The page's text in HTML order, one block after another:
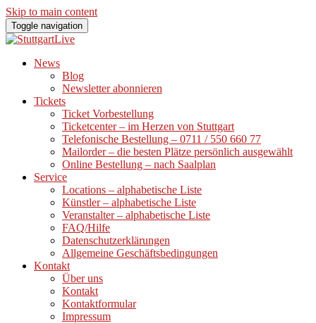
Skip to main content
Toggle navigation
News
Blog
Newsletter abonnieren
Tickets
Ticket Vorbestellung
Ticketcenter – im Herzen von Stuttgart
Telefonische Bestellung – 0711 / 550 660 77
Mailorder – die besten Plätze persönlich ausgewählt
Online Bestellung – nach Saalplan
Service
Locations – alphabetische Liste
Künstler – alphabetische Liste
Veranstalter – alphabetische Liste
FAQ/Hilfe
Datenschutzerklärungen
Allgemeine Geschäftsbedingungen
Kontakt
Über uns
Kontakt
Kontaktformular
Impressum